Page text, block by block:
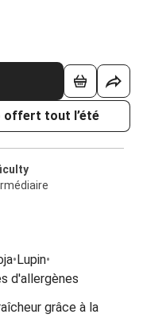
offert tout l’été
•Lupin•
d'allergènes
grâce à la